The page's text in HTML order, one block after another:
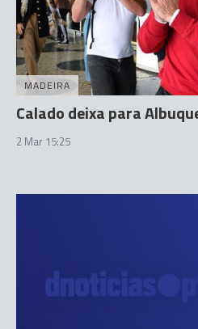
MADEIRA
Calado deixa para
2 Mar 15:25